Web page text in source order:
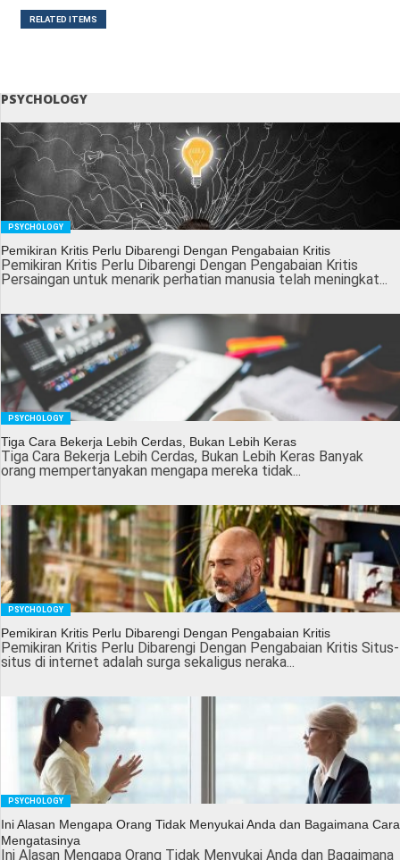
RELATED ITEMS
PSYCHOLOGY
PSYCHOLOGY
Pemikiran Kritis Perlu Dibarengi Dengan Pengabaian Kritis
Pemikiran Kritis Perlu Dibarengi Dengan Pengabaian Kritis
Persaingan untuk menarik perhatian manusia telah meningkat...
PSYCHOLOGY
Tiga Cara Bekerja Lebih Cerdas, Bukan Lebih Keras
Tiga Cara Bekerja Lebih Cerdas, Bukan Lebih Keras Banyak
orang mempertanyakan mengapa mereka tidak...
PSYCHOLOGY
Pemikiran Kritis Perlu Dibarengi Dengan Pengabaian Kritis
Pemikiran Kritis Perlu Dibarengi Dengan Pengabaian Kritis Situs-
situs di internet adalah surga sekaligus neraka...
PSYCHOLOGY
Ini Alasan Mengapa Orang Tidak Menyukai Anda dan Bagaimana Cara
Mengatasinya
Ini Alasan Mengapa Orang Tidak Menyukai Anda dan Bagaimana